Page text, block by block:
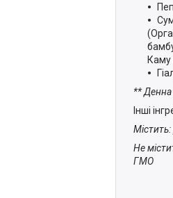
Каму
** Денна
Інші
Містить:
Не
ГМО